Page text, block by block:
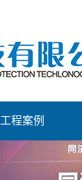
工程案例